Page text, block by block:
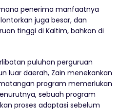
penerima manfaatnya
juga besar, dan
tinggi di Kaltim, bahkan di
puluhan perguruan
luar daerah, Zain menekankan
program memerlukan
sebuah program
proses adaptasi sebelum